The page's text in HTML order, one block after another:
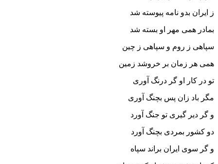
ز ایران بدو نامه پیوسته شد
بمادر همى مهر او بسته شد
سپاهى ز روم و سپاهى ز چین
همى هر زمان بر خروشد زمین‏
تو در کار او گر درنگ آورى
مگر باد زان پس بچنگ آورى‏
و گر دیر گیرى تو جنگ آورد
دو کشور بمردى بچنگ آورد
و گر سوى ایران براند سپاه